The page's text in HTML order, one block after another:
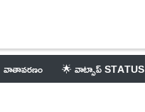
వాతావరణం 🌟 వాట్సాప్ STATUS